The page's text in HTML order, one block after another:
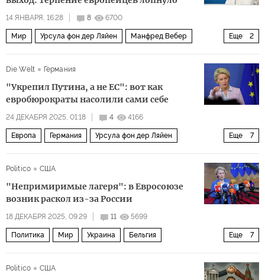
14 ЯНВАРЯ, 16:28 8 6700
Еще 2
Мир Урсула фон дер Ляйен Манфред Вебер
Die Welt
Германия
"Укрепил Путина, а не ЕС": вот как
евробюрократы насолили сами себе
24 ДЕКАБРЯ 2025, 01:18 4 4166
Еще 7
Европа Германия Урсула фон дер Ляйен
ЕЭС Политика
Politico США
"Непримиримые лагеря": в Евросоюзе
возник раскол из-за России
18 ДЕКАБРЯ 2025, 09:29 11 5699
Еще 7
Политика Мир Украина Бельгия
Politico США